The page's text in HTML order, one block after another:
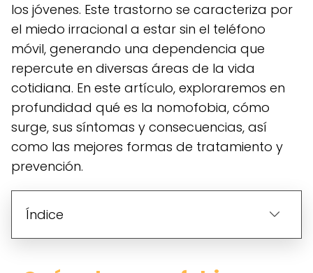
los jóvenes. Este trastorno se caracteriza por
el miedo irracional a estar sin el teléfono
móvil, generando una dependencia que
repercute en diversas áreas de la vida
cotidiana. En este artículo, exploraremos en
profundidad qué es la nomofobia, cómo
surge, sus síntomas y consecuencias, así
como las mejores formas de tratamiento y
prevención.
Índice